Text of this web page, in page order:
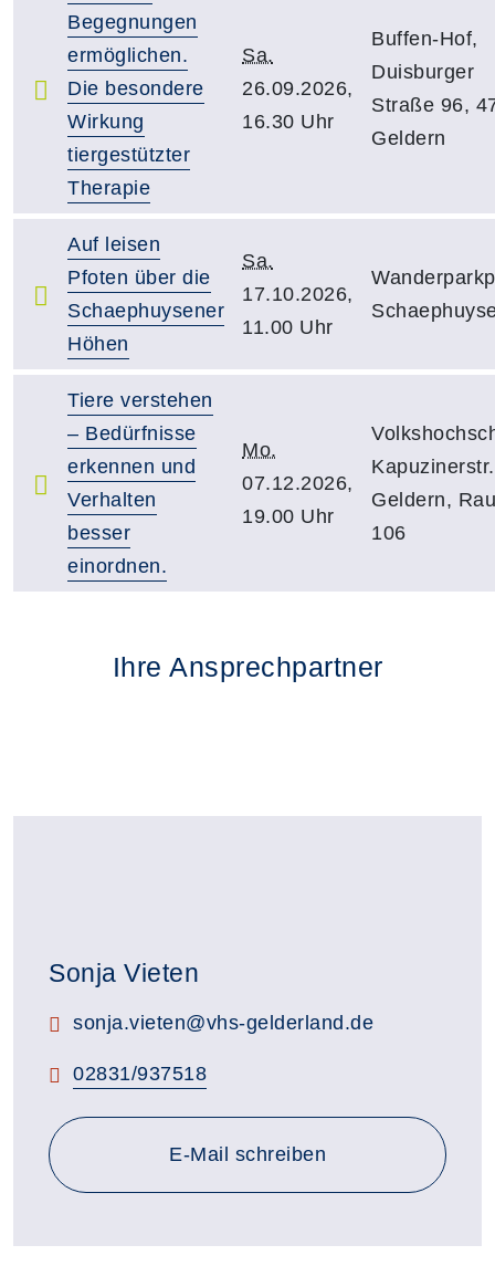
Begegnungen
ermöglichen.
Die besondere
Wirkung
tiergestützter
Therapie
Sa.
26.09.2026,
16.30 Uhr
Buffen-Hof,
Duisburger
Straße 96,
Geldern
Auf leisen
Pfoten über die
Schaephuysener
Höhen
Sa.
17.10.2026,
11.00 Uhr
Tiere verstehen
– Bedürfnisse
erkennen und
Verhalten
besser
einordnen.
Mo.
07.12.2026,
19.00 Uhr
Geldern,
106
Ihre Ansprechpartner
Sonja Vieten
E-Mail:
sonja.vieten@vhs-gelderland.de
Telefon:
02831/937518
E-Mail schreiben